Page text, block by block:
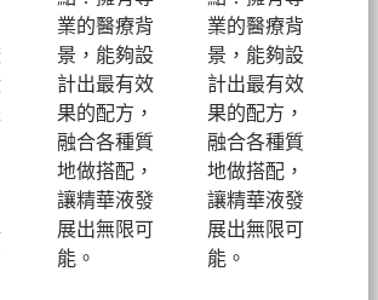
業的醫療背
景，能夠設
計出最有效
果的配方，
融合各種質
地做搭配，
讓精華液發
展出無限可
能。
業的醫療背
景，能夠設
計出最有效
果的配方，
融合各種質
地做搭配，
讓精華液發
展出無限可
能。